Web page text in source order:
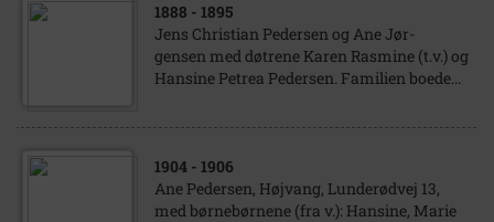
1888 - 1895
Jens Christian Pedersen og Ane Jør-
gensen med døtrene Karen Rasmine (t.v.) og
Hansine Petrea Pedersen. Familien boede...
1904 - 1906
Ane Pedersen, Højvang, Lunderødvej 13,
med børnebørnene (fra v.): Hansine, Marie